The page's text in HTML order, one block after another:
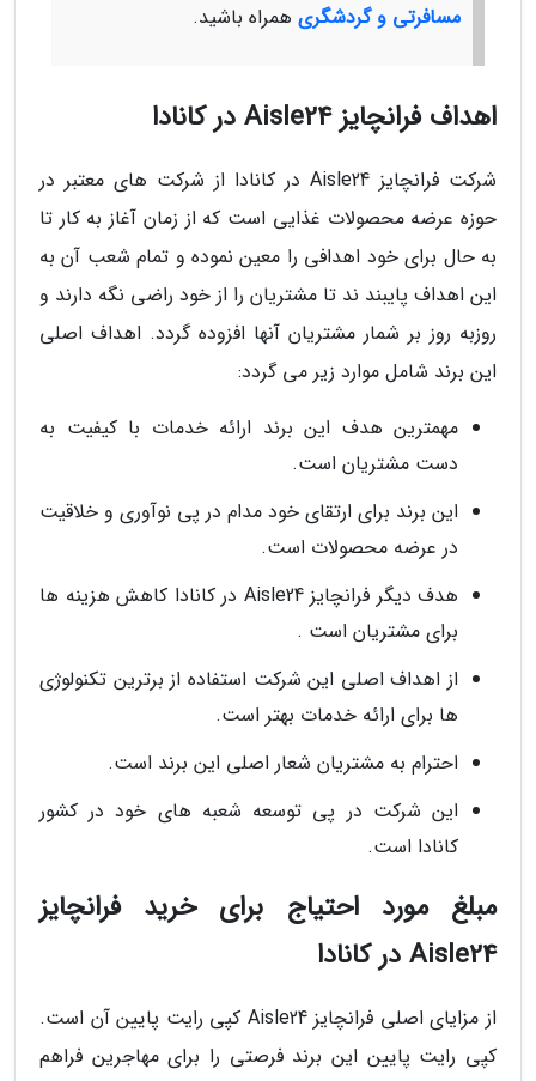
مسافرتی و گردشگری همراه باشید.
اهداف فرانچایز Aisle24 در کانادا
شرکت فرانچایز Aisle24 در کانادا از شرکت های معتبر در
حوزه عرضه محصولات غذایی است که از زمان آغاز به کار تا
به حال برای خود اهدافی را معین نموده و تمام شعب آن به
این اهداف پایبند ند تا مشتریان را از خود راضی نگه دارند و
روزبه روز بر شمار مشتریان آنها افزوده گردد. اهداف اصلی
این برند شامل موارد زیر می گردد:
مهمترین هدف این برند ارائه خدمات با کیفیت به
دست مشتریان است.
این برند برای ارتقای خود مدام در پی نوآوری و خلاقیت
در عرضه محصولات است.
هدف دیگر فرانچایز Aisle24 در کانادا کاهش هزینه ها
برای مشتریان است .
از اهداف اصلی این شرکت استفاده از برترین تکنولوژی
ها برای ارائه خدمات بهتر است.
احترام به مشتریان شعار اصلی این برند است.
این شرکت در پی توسعه شعبه های خود در کشور
کانادا است.
مبلغ مورد احتیاج برای خرید فرانچایز
Aisle24 در کانادا
از مزایای اصلی فرانچایز Aisle24 کپی رایت پایین آن است.
کپی رایت پایین این برند فرصتی را برای مهاجرین فراهم